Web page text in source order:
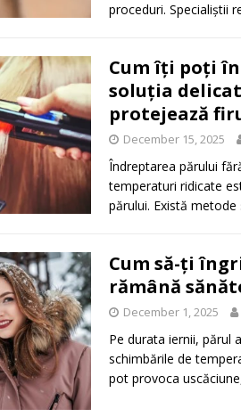
proceduri. Specialiștii
Cum îți poți
soluția
protejează
December 15, 2025
Îndreptarea părului
temperaturi ridicate
părului. Există
Cum să-ți
rămână
December 1, 2025
Pe durata iernii, părul
schimbările de
pot provoca